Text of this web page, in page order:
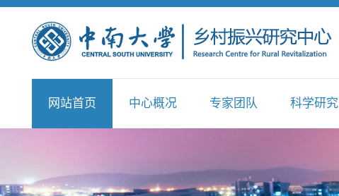
网站首页 中心概况 专家团队 科学研究